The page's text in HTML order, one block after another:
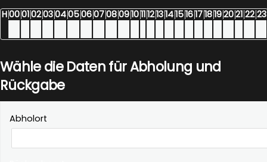
H00010203040506070809101112131415161718192021 22 23
Wähle die Daten für Abholung und
Rückgabe
Abholort